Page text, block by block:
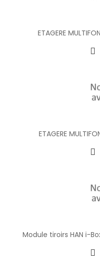
ETAGERE
ETAGERE
Module tiroirs HAN i-